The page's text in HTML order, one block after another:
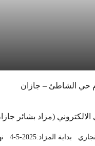
الالكتروني (مزاد بشائر
بداية المزاد:4-5-2025